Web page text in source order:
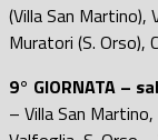
(Villa San Martino),
Muratori (S. Orso),
9° GIORNATA –
– Villa San